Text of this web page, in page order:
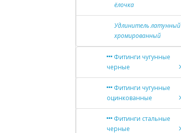
ёлочка
Удлинитель латунный
хромированный
Фитинги чугунные
черные
Фитинги чугунные
оцинкованные
Фитинги стальные
черные